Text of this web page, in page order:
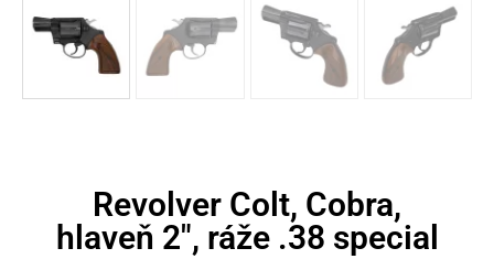
Revolver Colt, Cobra,
hlaveň 2", ráže .38 special